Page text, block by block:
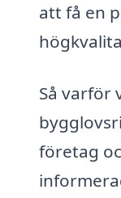
att få en
Så varför
företag